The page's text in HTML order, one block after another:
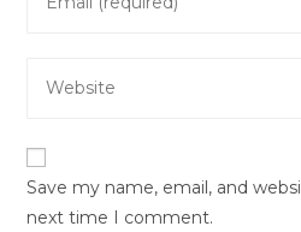
comment
address
URL
(optional)
Save my name, email, and
next time I comment.